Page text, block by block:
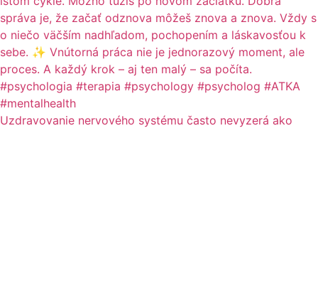
Uzdravovanie nervového systému často nevyzerá ako